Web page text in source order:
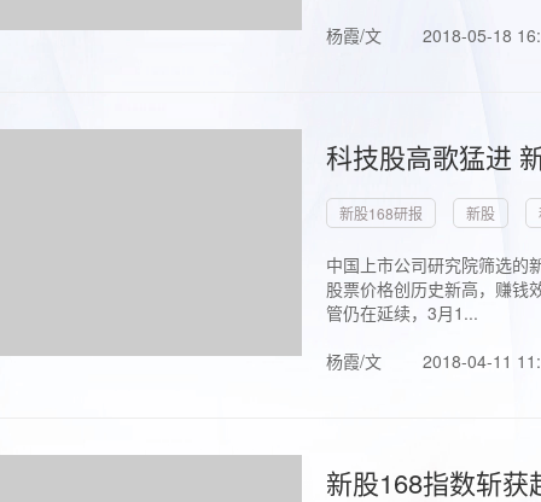
杨霞/文
2018-05-18
科技股高歌猛进
新股168研报 新股
中国上市公司研究院筛选的
股票价格创历史新高，赚钱
管仍在延续，3月1...
杨霞/文
2018-04-11
新股168指数斩